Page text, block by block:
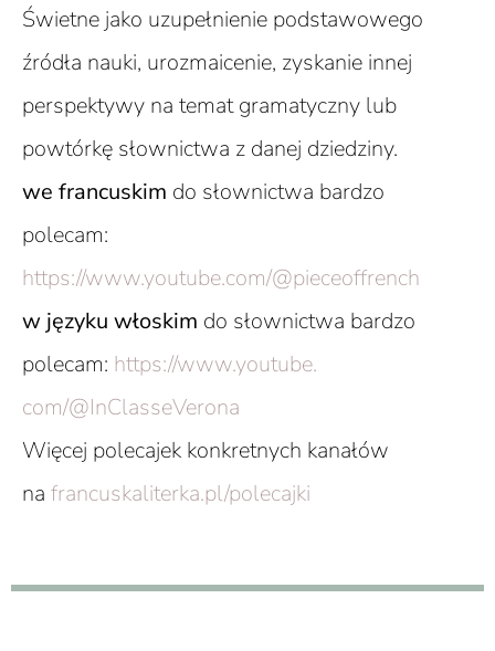
Świetne jako uzupełnienie podstawowego
źródła nauki, urozmaicenie, zyskanie innej
perspektywy na temat gramatyczny lub
powtórkę słownictwa z danej dziedziny.
we francuskim do słownictwa bardzo
polecam:
https://www.youtube.com/@pieceoffrench
w języku włoskim do słownictwa bardzo
polecam: https://www.youtube.
com/@InClasseVerona
Więcej polecajek konkretnych kanałów
na francuskaliterka.pl/polecajki